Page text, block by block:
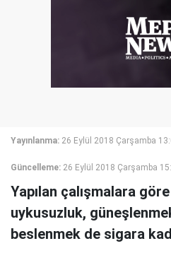
Yayınlanma: 26 Eylül 2018 Çarşamba
Güncelleme: 26 Eylül 2018 Çarşamba
Yapılan çalışmalara
uykusuzluk,
beslenmek de sigara